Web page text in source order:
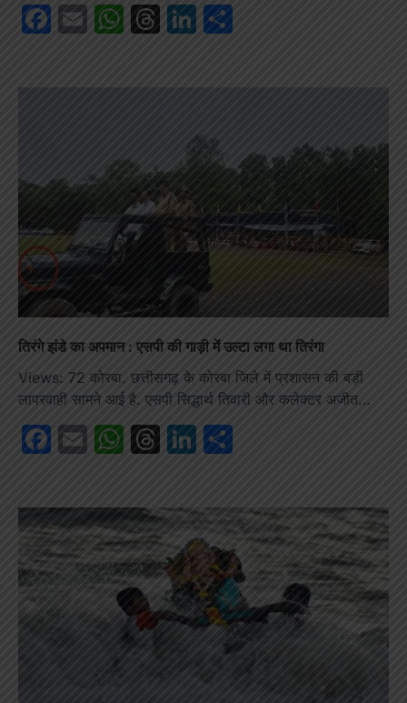
Facebook
EmailWhatsApp
Threads
LinkedIn
तिरंगे झंडे का अपमान : एसपी की गाड़ी में उल्टा लगा था तिरंगा
Views: 72 कोरबा. छत्तीसगढ़ के कोरबा जिले में प्रशासन की बड़ी
लापरवाही सामने आई है. एसपी सिद्धार्थ तिवारी और कलेक्टर अजीत…
Facebook
EmailWhatsApp
Threads
LinkedIn